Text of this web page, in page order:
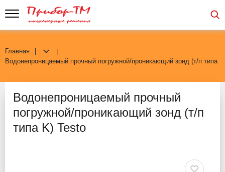
Главная
Водонепроницаемый прочный погружной/проникающий зонд (т/п типа
Водонепроницаемый прочный
погружной/проникающий зонд (т/п
типа K) Testo